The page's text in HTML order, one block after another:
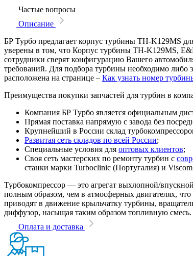
Частые вопросы
Описание
БР Турбо предлагает корпус турбины TH-K129MS
уверены в том, что Корпус турбины TH-K129MS,
сотрудники сверят конфигурацию Вашего
требований. Для подбора турбины необходимо
расположена на странице – Как узнать номер
Преимущества покупки запчастей для турбин в
Компания БР Турбо является официальным
Прямая поставка напрямую с завода без
Крупнейший в России склад
Развитая сеть складов по всей России;
Специальные условия для оптовых клиентов;
Своя сеть мастерских по ремонту турбин с
станки марки Turboclinic (Португалия) и
Турбокомпрессор — это агрегат выхлопной/
полным образом, чем в атмосферных двигателях,
приводят в движение крыльчатку турбины,
диффузор, насыщая таким образом топливную
Оплата и доставка